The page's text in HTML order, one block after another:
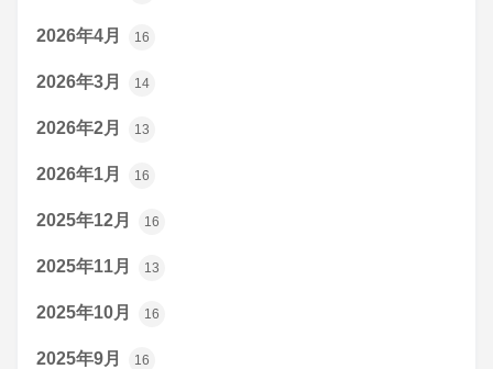
2026年4月 16
2026年3月 14
2026年2月 13
2026年1月 16
2025年12月 16
2025年11月 13
2025年10月 16
2025年9月 16